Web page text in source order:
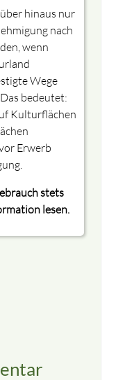
hinaus nur
nach
wenn
Wege
bedeutet:
Kulturflächen
Erwerb
stets
lesen.